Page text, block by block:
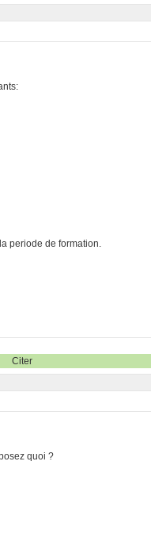
periode de formation.
Citer
quoi ?